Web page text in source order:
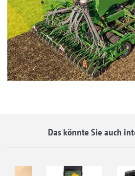
Das könnte Sie auch